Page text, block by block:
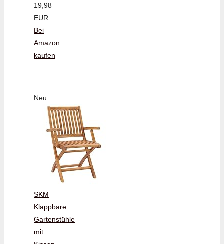
19,98
EUR
Bei
Amazon
kaufen
Neu
SKM
Klappbare
Gartenstühle
mit